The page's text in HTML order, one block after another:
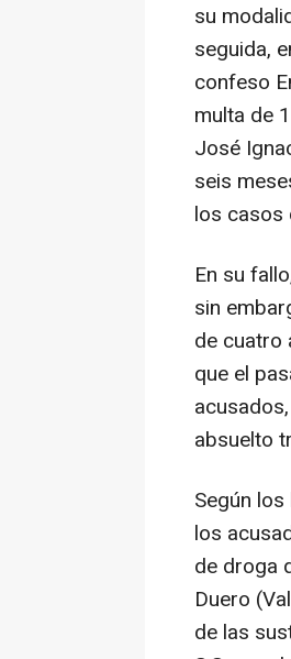
su
seguida,
confeso
multa de
José
seis
los casos
En su
sin
de cuatro
que el
absuelto
Según
los
de droga
Duero
de las